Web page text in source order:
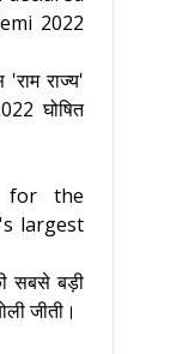
2022
राज्य'
घोषित
for the
largest
सबसे बड़ी
जीती।